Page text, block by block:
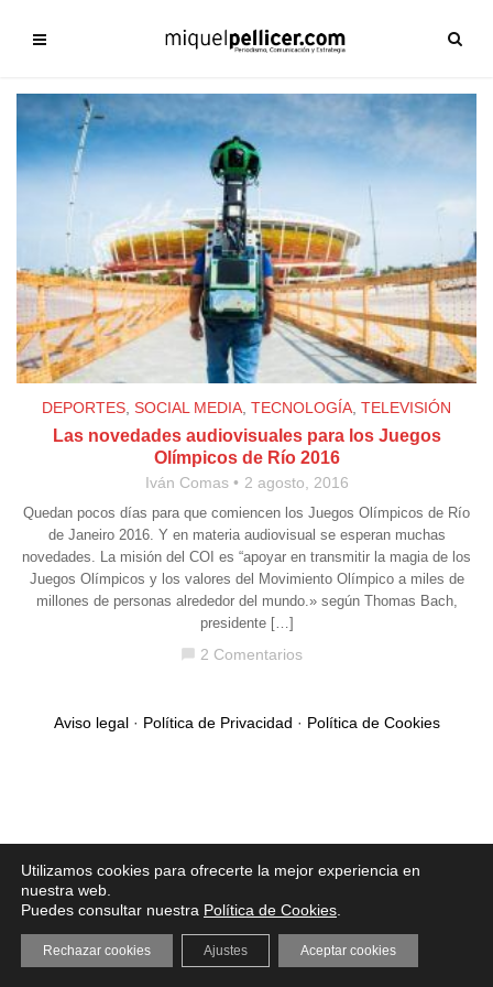
DEPORTES, SOCIAL MEDIA, TECNOLOGÍA, TELEVISIÓN
Las novedades audiovisuales para los Juegos
Olímpicos de Río 2016
Iván Comas 2 agosto, 2016
Quedan pocos días para que comiencen los Juegos Olímpicos de Río
de Janeiro 2016. Y en materia audiovisual se esperan muchas
novedades. La misión del COI es “apoyar en transmitir la magia de los
Juegos Olímpicos y los valores del Movimiento Olímpico a miles de
millones de personas alrededor del mundo.» según Thomas Bach,
presidente […]
chat_bubble 2 Comentarios
Aviso legal· Política de Privacidad · Política de Cookies
Utilizamos cookies para ofrecerte la mejor experiencia en
nuestra web.
Puedes consultar nuestra Política de Cookies
Aceptar cookies
Rechazar cookies Ajustes